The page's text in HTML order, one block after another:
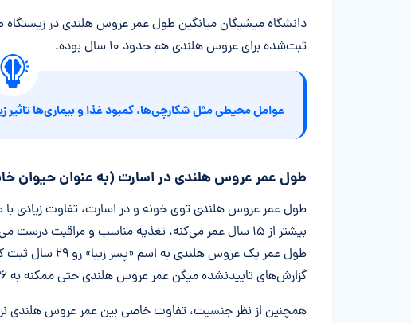
ثبت‌شده برای عروس هلندی هم حدود ۱۰ سال بوده.
عوامل محیطی مثل شکارچی‌ها، کمبود غذا و بیماری‌ها
طول عمر عروس هلندی در اسارت (به عنوان حیوان
طول عمر عروس هلندی توی خونه و در اسارت، تفاوت زیادی با
بیشتر از ۱۵ سال عمر می‌کنه، تغذیه مناسب و مراقبت
گزارش‌های تاییدنشده میگن عمر عروس هلندی حتی ممکنه به ۳۶ سال هم برسه.
همچنین از نظر جنسیت، تفاوت خاصی بین عمر عروس هلندی